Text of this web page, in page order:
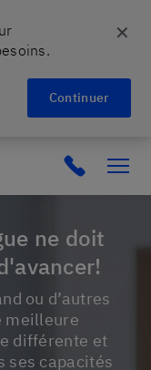
Continuer
✕
meilleure
différente et
ses capacités